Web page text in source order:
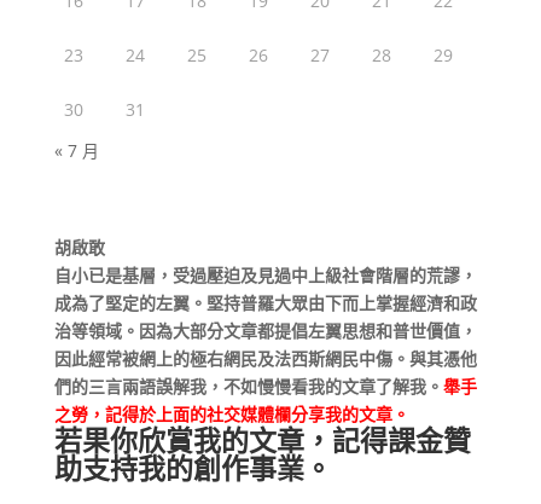
23 24 25 26 27 28 29
30
31
« 7 月
胡啟敢
自小已是基層，受過壓迫及見過中上級社會階層的荒謬，
成為了堅定的左翼。堅持普羅大眾由下而上掌握經濟和政
治等領域。因為大部分文章都提倡左翼思想和普世價值，
因此經常被網上的極右網民及法西斯網民中傷。與其憑他
們的三言兩語誤解我，不如慢慢看我的文章了解我。 舉手
之勞，記得於上面的社交媒體欄分享我的文章。
若果你欣賞我的文章，記得課金贊
助支持我的創作事業。